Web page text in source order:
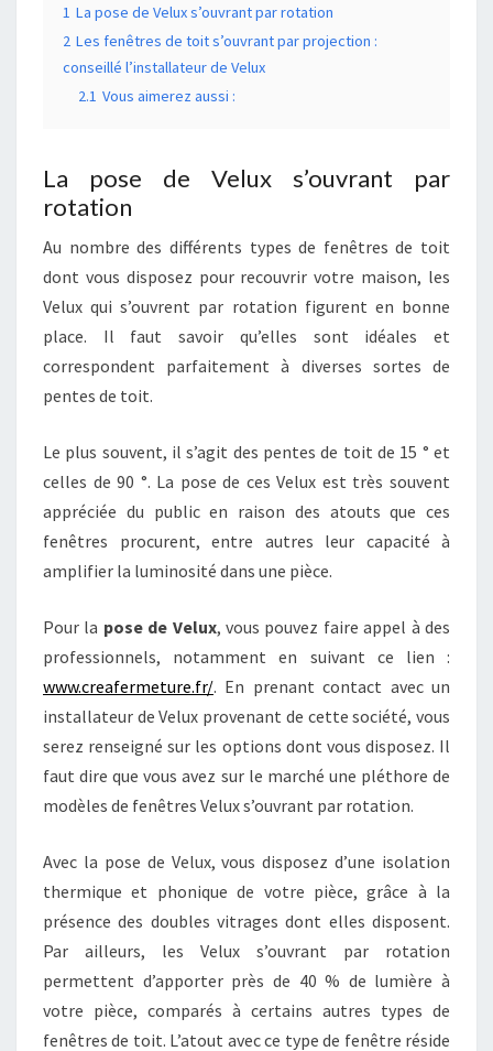
1 La pose de Velux s’ouvrant par rotation
2 Les fenêtres de toit s’ouvrant par projection :
conseillé l’installateur de Velux
2.1 Vous aimerez aussi :
La pose de Velux s’ouvrant par
rotation
Au nombre des différents types de fenêtres de toit
dont vous disposez pour recouvrir votre maison, les
Velux qui s’ouvrent par rotation figurent en bonne
place. Il faut savoir qu’elles sont idéales et
correspondent parfaitement à diverses sortes de
pentes de toit.
Le plus souvent, il s’agit des pentes de toit de 15 ° et
celles de 90 °. La pose de ces Velux est très souvent
appréciée du public en raison des atouts que ces
fenêtres procurent, entre autres leur capacité à
amplifier la luminosité dans une pièce.
Pour la pose de Velux, vous pouvez faire appel à des
professionnels, notamment en suivant ce lien :
www.creafermeture.fr/. En prenant contact avec un
installateur de Velux provenant de cette société, vous
serez renseigné sur les options dont vous disposez. Il
faut dire que vous avez sur le marché une pléthore de
modèles de fenêtres Velux s’ouvrant par rotation.
Avec la pose de Velux, vous disposez d’une isolation
thermique et phonique de votre pièce, grâce à la
présence des doubles vitrages dont elles disposent.
Par ailleurs, les Velux s’ouvrant par rotation
permettent d’apporter près de 40 % de lumière à
votre pièce, comparés à certains autres types de
fenêtres de toit. L’atout avec ce type de fenêtre réside